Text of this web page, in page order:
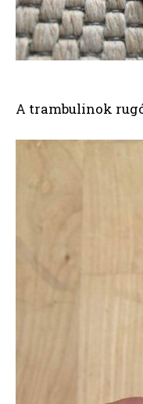
A trambulinok